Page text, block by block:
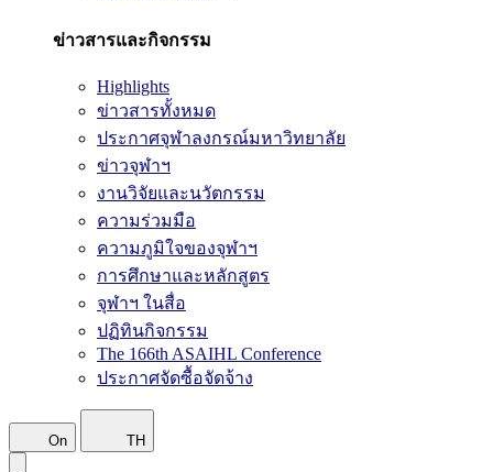
ข่าวสารและกิจกรรม
Highlights
ข่าวสารทั้งหมด
ประกาศจุฬาลงกรณ์มหาวิทยาลัย
ข่าวจุฬาฯ
งานวิจัยและนวัตกรรม
ความร่วมมือ
ความภูมิใจของจุฬาฯ
การศึกษาและหลักสูตร
จุฬาฯ ในสื่อ
ปฏิทินกิจกรรม
The 166th ASAIHL Conference
ประกาศจัดซื้อจัดจ้าง
On TH